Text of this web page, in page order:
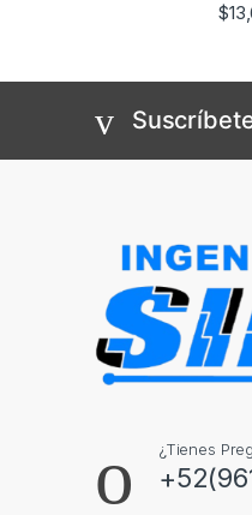
$
¿Tienes